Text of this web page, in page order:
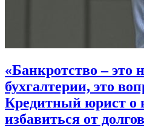
«Банкротство – это
бухгалтерии, это
Кредитный юрист о
избавиться от долгов